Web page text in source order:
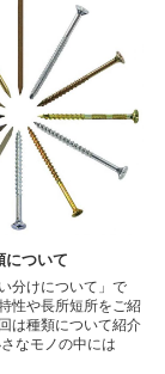
について
分けについて」で
性や長所短所をご紹
は種類について紹介
なモノの中には